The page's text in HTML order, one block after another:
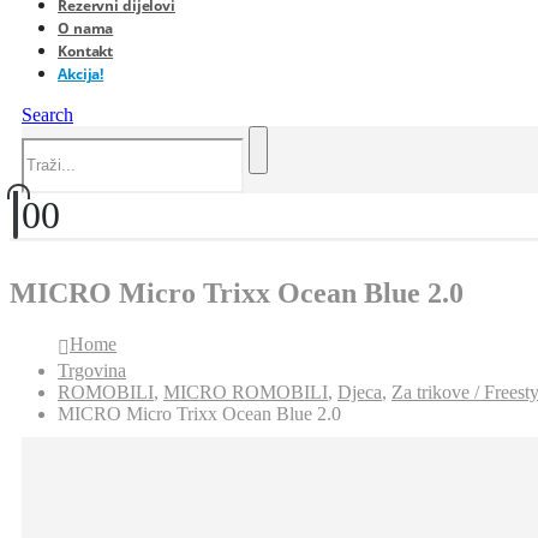
Rezervni dijelovi
O nama
Kontakt
Akcija!
Search
00
MICRO Micro Trixx Ocean Blue 2.0
Home
Trgovina
ROMOBILI, MICRO ROMOBILI, Djeca, Za trikove /
MICRO Micro Trixx Ocean Blue 2.0